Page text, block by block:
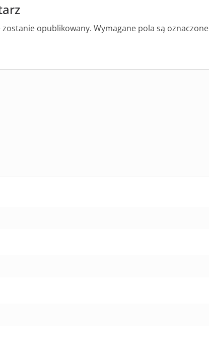
opublikowany. Wymagane pola są oznaczone